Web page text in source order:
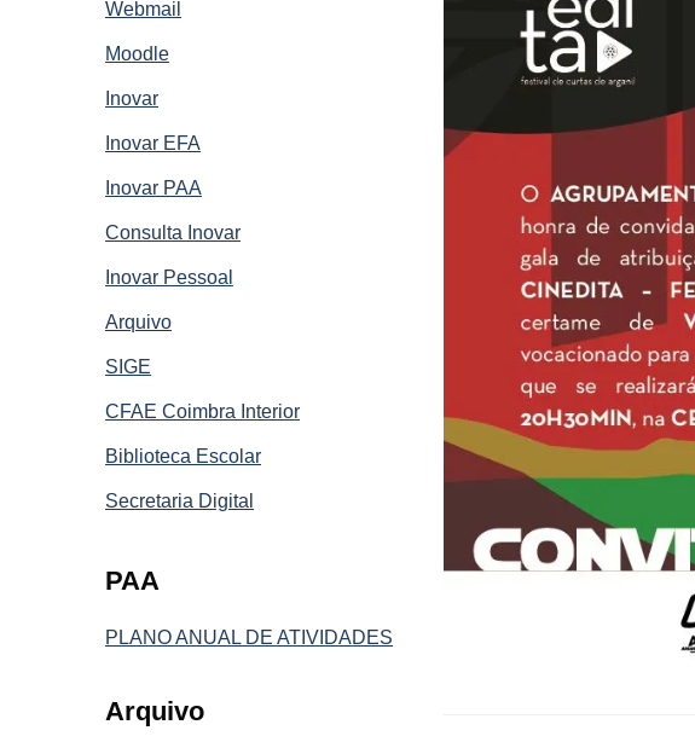
Webmail
Moodle
Inovar
Inovar EFA
Inovar PAA
Consulta Inovar
Inovar Pessoal
Arquivo
SIGE
CFAE Coimbra Interior
Biblioteca Escolar
Secretaria Digital
PAA
PLANO ANUAL DE ATIVIDADES
Arquivo